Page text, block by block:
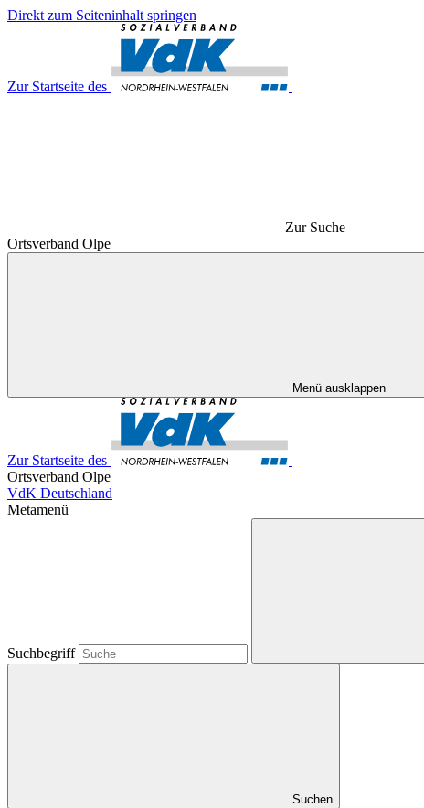
Direkt zum Seiteninhalt springen
Zur Startseite des
Zur Suche
Ortsverband Olpe
Menü ausklappen
Zur Startseite des
Ortsverband Olpe
VdK Deutschland
Metamenü
Suchbegriff
Suchen